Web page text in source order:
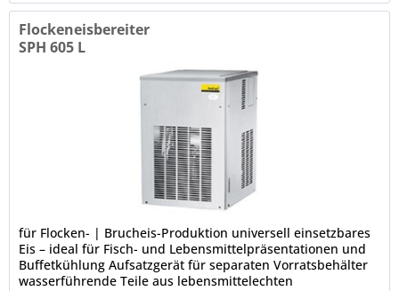
Flockeneisbereiter
SPH 605 L
für Flocken- | Brucheis-Produktion universell einsetzbares
Eis – ideal für Fisch- und Lebensmittelpräsentationen und
Buffetkühlung Aufsatzgerät für separaten Vorratsbehälter
wasserführende Teile aus lebensmittelechten